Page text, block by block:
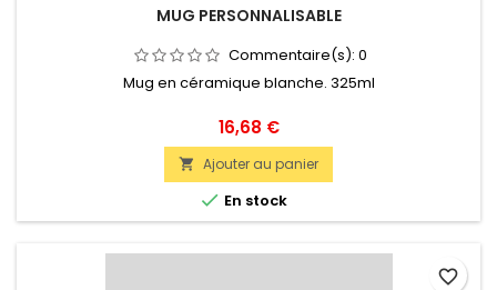
MUG PERSONNALISABLE
Commentaire(s): 0
Mug en céramique blanche. 325ml
Prix
16,68 €
 Ajouter au panier
 En stock
favorite_border